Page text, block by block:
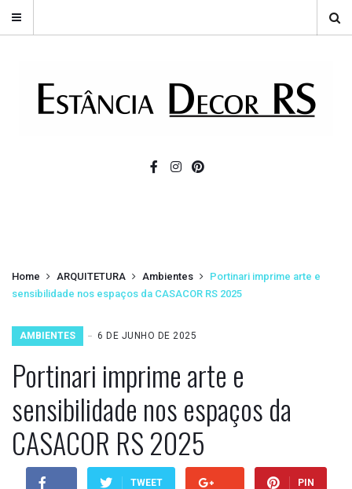
Home ARQUITETURA Ambientes
Portinari imprime arte e
sensibilidade nos espaços da CASACOR RS 2025
AMBIENTES 6 DE JUNHO DE 2025
Portinari imprime arte e
sensibilidade nos espaços da
CASACOR RS 2025
TWEET PIN